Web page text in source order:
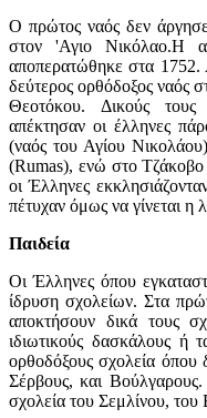
Ο πρώτος ναός δεν
στον 'Αγιο Νικόλαο.Η
αποπερατώθηκε στα 1752.
δεύτερος ορθόδοξος ναός
Θεοτόκου. Δικούς
απέκτησαν οι έλληνες
(ναός του Αγίου
(Rumas), ενώ στο
οι Έλληνες
πέτυχαν όμως να γίνεται η
Παιδεία
Οι Έλληνες όπου
ίδρυση σχολείων. Στα
αποκτήσουν δικά τους
ιδιωτικούς δασκάλους ή
ορθοδόξους σχολεία όπου
Σέρβους, και Βούλγαρους.
σχολεία του Σεμλίνου, του